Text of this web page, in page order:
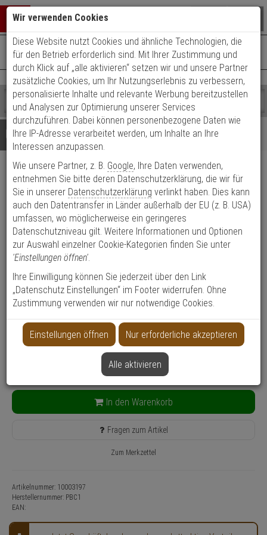
Warenkorb schließen
0 ARTIKEL IM WARENKORB
Ihr Warenkorb ist momentan leer.
Ergebnisse ()
Fertig
Shop
durchsuchen
Bitte
geben
Sie
Zeichen
ein,
um
Suche
starten.
Es
wurde
noch
Suche
gestartet
+49 (0)821 899 493-0Mo. - Do.: 8:00 - 16:30 | Fr.: 8:00 - 14:00 Uhr
Details Beratung
Raytec PBC-1 Mastkonsole
für 1 LED Scheinwerfer
Produktmerkmale
Datenblatt drucken
Produktinformationen
Halterung, Zubehörartikel, Infrarotstrahler - Modell: Vario, Raymax
Anwendung: Videoüberwachung
40,00 €
inkl. MwSt. zzgl. Versandkosten
Lieferzeit: 1-3 Werktage**
In den Warenkorb
Fragen zum Artikel
Zum Merkzettel
Artikelnummer: 10003197
Herstellernummer: PBC1
EAN:
Wir verwenden Cookies
Diese Website nutzt Cookies und ähnliche Technologien, die
für den Betrieb erforderlich sind. Mit Ihrer Zustimmung und
durch Klick auf „alle aktivieren“ setzen wir und unsere Partner
zusätzliche Cookies, um Ihr Nutzungserlebnis zu verbessern,
personalisierte Inhalte und relevante Werbung bereitzustellen
und Analysen zur Optimierung unserer Services
durchzuführen. Dabei können personenbezogene Daten wie
Ihre IP-Adresse verarbeitet werden, um Inhalte an Ihre
Interessen anzupassen.
Wie unsere Partner, z. B. Google, Ihre Daten verwenden,
entnehmen Sie bitte deren Datenschutzerklärung, die wir für
Sie in unserer Datenschutzerklärung verlinkt haben. Dies kann
auch den Datentransfer in Länder außerhalb der EU (z. B. USA)
umfassen, wo möglicherweise ein geringeres
Datenschutzniveau gilt. Weitere Informationen und Optionen
zur Auswahl einzelner Cookie-Kategorien finden Sie unter
'Einstellungen öffnen'.
Ihre Einwilligung können Sie jederzeit über den Link
„Datenschutz Einstellungen“ im Footer widerrufen. Ohne
Zustimmung verwenden wir nur notwendige Cookies.
Einstellungen öffnen Nur erforderliche akzeptieren
Alle aktivieren